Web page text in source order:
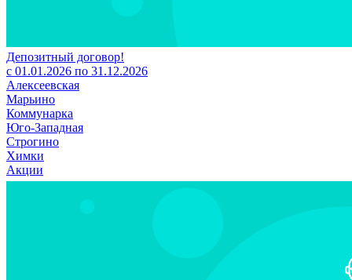
Депозитный договор!
с 01.01.2026 по 31.12.2026
Алексеевская
Марьино
Коммунарка
Юго-Западная
Строгино
Химки
Акции